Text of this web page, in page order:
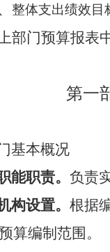
整体支出绩效目
部门预算报表
第一
基本概况
能职责。 负责
构设置。 根据
算编制范围。